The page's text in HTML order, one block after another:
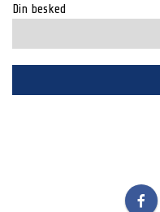
Din besked